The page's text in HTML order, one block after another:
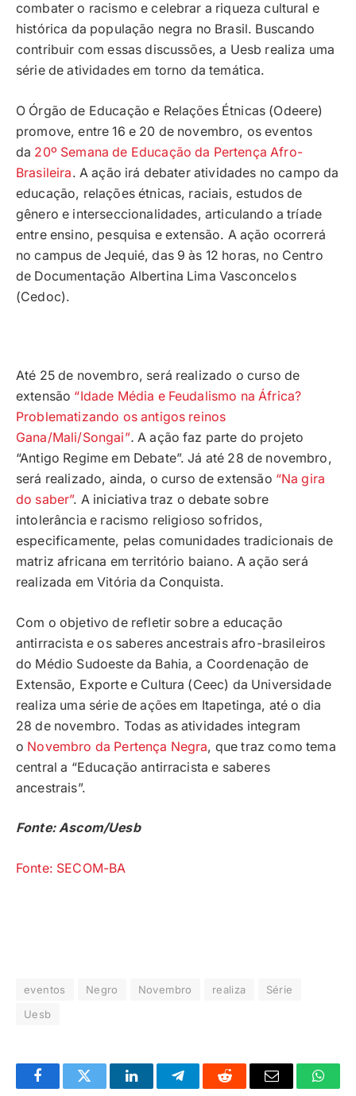
combater o racismo e celebrar a riqueza cultural e
histórica da população negra no Brasil. Buscando
contribuir com essas discussões, a Uesb realiza uma
série de atividades em torno da temática.
O Órgão de Educação e Relações Étnicas (Odeere)
promove, entre 16 e 20 de novembro, os eventos
da 20º Semana de Educação da Pertença Afro-
Brasileira. A ação irá debater atividades no campo da
educação, relações étnicas, raciais, estudos de
gênero e interseccionalidades, articulando a tríade
entre ensino, pesquisa e extensão. A ação ocorrerá
no campus de Jequié, das 9 às 12 horas, no Centro
de Documentação Albertina Lima Vasconcelos
(Cedoc).
Até 25 de novembro, será realizado o curso de
extensão “Idade Média e Feudalismo na África?
Problematizando os antigos reinos
Gana/Mali/Songai”.A ação faz parte do projeto
“Antigo Regime em Debate”. Já até 28 de novembro,
será realizado, ainda, o curso de extensão “Na gira
do saber”. A iniciativa traz o debate sobre
intolerância e racismo religioso sofridos,
especificamente, pelas comunidades tradicionais de
matriz africana em território baiano. A ação será
realizada em Vitória da Conquista.
Com o objetivo de refletir sobre a educação
antirracista e os saberes ancestrais afro-brasileiros
do Médio Sudoeste da Bahia, a Coordenação de
Extensão, Exporte e Cultura (Ceec) da Universidade
realiza uma série de ações em Itapetinga, até o dia
28 de novembro. Todas as atividades integram
o Novembro da Pertença Negra, que traz como tema
central a “Educação antirracista e saberes
ancestrais”.
Fonte: Ascom/Uesb
Fonte: SECOM-BA
eventos Negro Novembro realiza
Série
Uesb
FacebookTwitter LinkedInTelegramaReddit
E-